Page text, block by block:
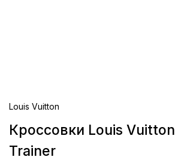
Louis Vuitton
Кроссовки Louis Vuitton
Trainer